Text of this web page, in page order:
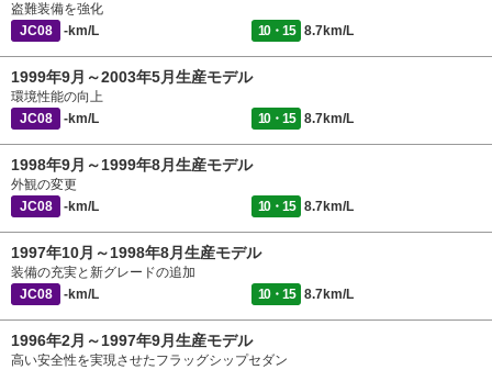
盗難装備を強化
JC08
-km/L 10・15 8.7km/L
1999年9月～2003年5月生産モデル
環境性能の向上
JC08
-km/L 10・15 8.7km/L
1998年9月～1999年8月生産モデル
外観の変更
JC08
-km/L 10・15 8.7km/L
1997年10月～1998年8月生産モデル
装備の充実と新グレードの追加
JC08
-km/L 10・15 8.7km/L
1996年2月～1997年9月生産モデル
高い安全性を実現させたフラッグシップセダン